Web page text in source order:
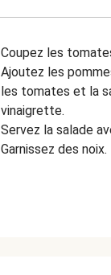
Coupez les
Ajoutez les
les tomates et la
vinaigrette.
Servez la salade
Garnissez des